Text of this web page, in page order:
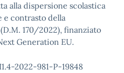
alla dispersione scolastica
e contrasto della
170/2022), finanziato
Generation EU.
2022-981-P-19848